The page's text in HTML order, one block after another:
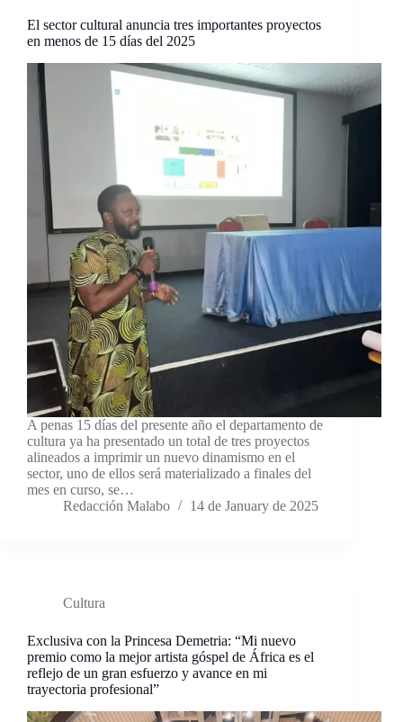
El sector cultural anuncia tres importantes proyectos
en menos de 15 días del 2025
A penas 15 días del presente año el departamento de
cultura ya ha presentado un total de tres proyectos
alineados a imprimir un nuevo dinamismo en el
sector, uno de ellos será materializado a finales del
mes en curso, se…
Redacción Malabo
14 de January de 2025
Cultura
Exclusiva con la Princesa Demetria: “Mi nuevo
premio como la mejor artista góspel de África es el
reflejo de un gran esfuerzo y avance en mi
trayectoria profesional”